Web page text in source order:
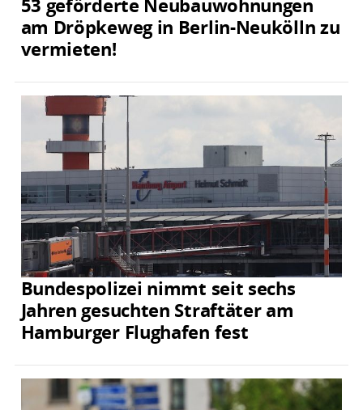
53 geförderte Neubauwohnungen
am Dröpkeweg in Berlin-Neukölln zu
vermieten!
Bundespolizei nimmt seit sechs
Jahren gesuchten Straftäter am
Hamburger Flughafen fest